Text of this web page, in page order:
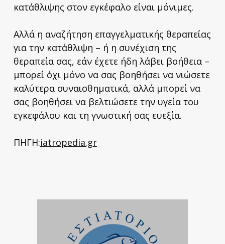
κατάθλιψης στον εγκέφαλο είναι μόνιμες.
Αλλά η αναζήτηση επαγγελματικής θεραπείας
για την κατάθλιψη – ή η συνέχιση της
θεραπεία σας, εάν έχετε ήδη λάβει βοήθεια –
μπορεί όχι μόνο να σας βοηθήσει να νιώσετε
καλύτερα συναισθηματικά, αλλά μπορεί να
σας βοηθήσει να βελτιώσετε την υγεία του
εγκεφάλου και τη γνωστική σας ευεξία.
ΠΗΓΗ:iatropedia.gr